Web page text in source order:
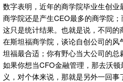
数字表明，近年的商学院毕业生创
商学院还是产生CEO最多的商学院；
这只是统计结果。也就是说，不同的
在斯坦福商学院，谈论自创公司的
坦福最合适；你有野心当大公司的总
如果你想当CFO金融管理，那去沃
义，对个体来说，那就是另外一回事